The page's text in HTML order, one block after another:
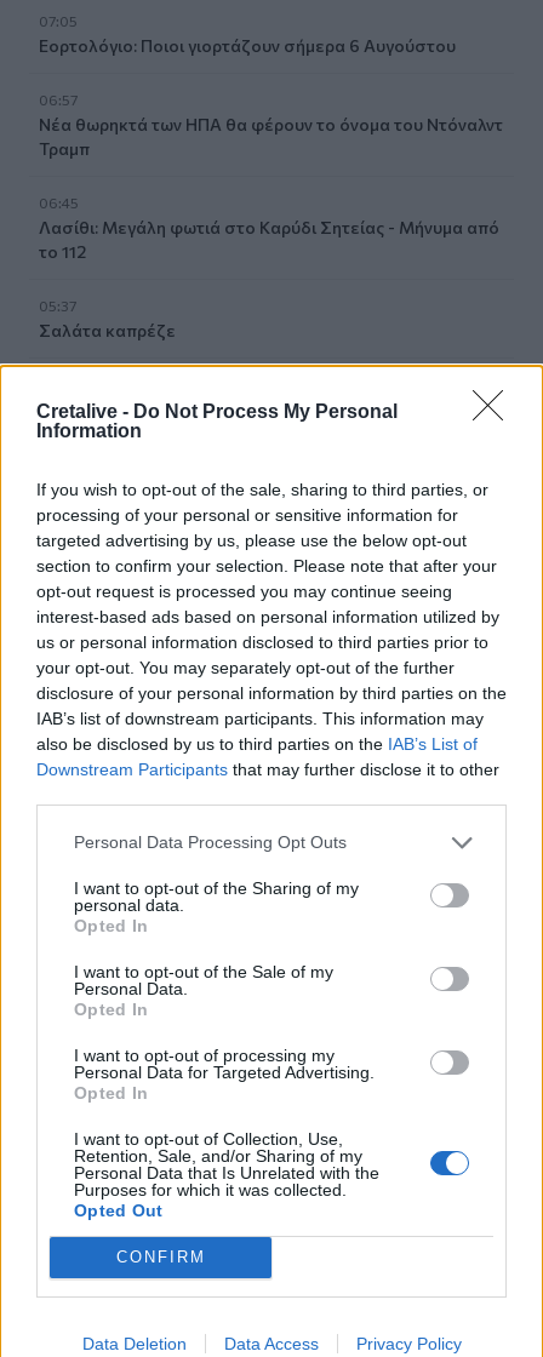
Cretalive - Do Not Process My Personal
Information
If you wish to opt-out of the sale, sharing to third parties, or
processing of your personal or sensitive information for
targeted advertising by us, please use the below opt-out
section to confirm your selection. Please note that after your
opt-out request is processed you may continue seeing
interest-based ads based on personal information utilized by
us or personal information disclosed to third parties prior to
your opt-out. You may separately opt-out of the further
disclosure of your personal information by third parties on the
IAB’s list of downstream participants. This information may
also be disclosed by us to third parties on the IAB’s List of
Downstream Participants that may further disclose it to other
Personal Data Processing Opt Outs
I want to opt-out of the Sharing of my
personal data.
Opted In
I want to opt-out of the Sale of my
Personal Data.
Opted In
I want to opt-out of processing my
Personal Data for Targeted Advertising.
Opted In
I want to opt-out of Collection, Use,
Retention, Sale, and/or Sharing of my
Personal Data that Is Unrelated with the
Purposes for which it was collected.
Opted Out
CONFIRM
Data Deletion Data Access Privacy Policy
07:05
Εορτολόγιο: Ποιοι γιορτάζουν σήμερα 6 Αυγούστου
06:57
Νέα θωρηκτά των ΗΠΑ θα φέρουν το όνομα του Ντόναλντ
Τραμπ
06:45
Λασίθι: Μεγάλη φωτιά στο Καρύδι Σητείας - Μήνυμα από
το 112
05:37
Σαλάτα καπρέζε
Η Σελίνα Γκόμεζ τραγουδά στα ισπανικά στο νέο βίντεο
του συζύγου της, Μπένι Μπλάνκο
03:33
Τι συμβαίνει τις μέρες ακριβώς πριν το εγκεφαλικό
02:07
Στο χαμηλότερο επίπεδο των τελευταίων 13 ετών η
αγορά smartphones
02:00
Νέιθαν Τόμας: Το παιδί-θαύμα που έγινε καθηγητής
πανεπιστημίου στα 18 του χρόνια
01:10
ΠΕΡΙΣΣΟΤΕΡΑ
ΣΧΕΤΙΚA AΡΘΡΑ
Σήμερα το τελευταίο αντίο στον Λάκη Χαλκιά
ΕΛΛAΔΑ 08:06
Σήμερα το τελευταίο αντίο στον
Σήμερα το τελευταίο αντίο στον
Λάκη Χαλκιά
Σήμερα απολογείται ο 26χρονος Αφγανός για τη
ΕΛΛAΔΑ
Αφγανός για τη δολοφονία της